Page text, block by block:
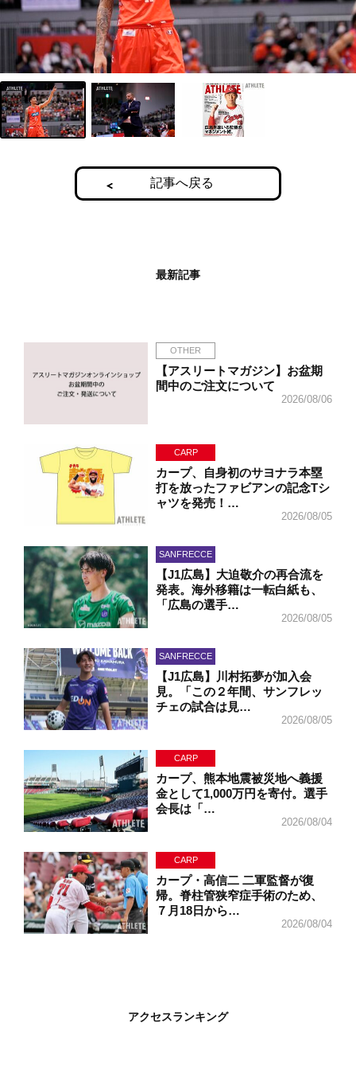
記事へ戻る
最新記事
OTHER
【アスリートマガジン】お盆期
間中のご注文について
2026/08/06
CARP
カープ、自身初のサヨナラ本塁
打を放ったファビアンの記念Tシ
ャツを発売！…
2026/08/05
SANFRECCE
【J1広島】大迫敬介の再合流を
発表。海外移籍は一転白紙も、
「広島の選手…
2026/08/05
SANFRECCE
【J1広島】川村拓夢が加入会
見。「この２年間、サンフレッ
チェの試合は見…
2026/08/05
CARP
カープ、熊本地震被災地へ義援
金として1,000万円を寄付。選手
会長は「…
2026/08/04
CARP
カープ・高信二 二軍監督が復
帰。脊柱管狭窄症手術のため、
７月18日から…
2026/08/04
アクセスランキング